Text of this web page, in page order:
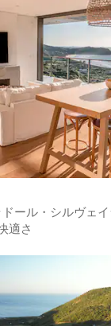
ール・シルヴェイ
適さ